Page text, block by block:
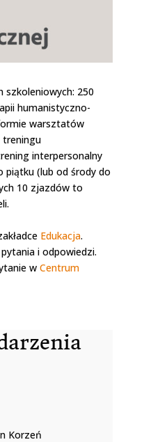
szkoleniowych: 250
humanistyczno-
warsztatów
interpersonalny
piątku (lub od środy do
10 zjazdów to
Edukacja.
i odpowiedzi.
w Centrum
Korzeń